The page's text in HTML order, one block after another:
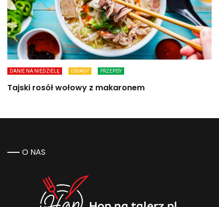
DANIE NA NIEDZIELĘ OBIADY PRZEPISY
Tajski rosół wołowy z makaronem
O NAS